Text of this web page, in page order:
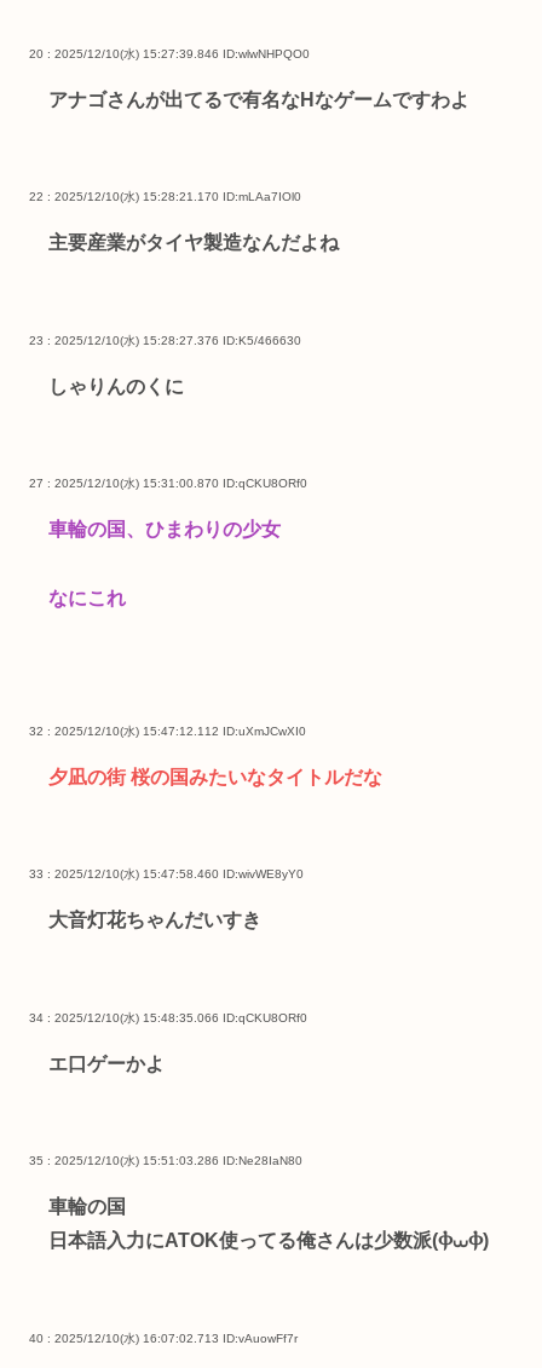
20 : 2025/12/10(水) 15:27:39.846 ID:wlwNHPQO0
アナゴさんが出てるで有名なHなゲームですわよ
22 : 2025/12/10(水) 15:28:21.170 ID:mLAa7IOl0
主要産業がタイヤ製造なんだよね
23 : 2025/12/10(水) 15:28:27.376 ID:K5/466630
しゃりんのくに
27 : 2025/12/10(水) 15:31:00.870 ID:qCKU8ORf0
車輪の国、ひまわりの少女
なにこれ
32 : 2025/12/10(水) 15:47:12.112 ID:uXmJCwXI0
夕凪の街 桜の国みたいなタイトルだな
33 : 2025/12/10(水) 15:47:58.460 ID:wivWE8yY0
大音灯花ちゃんだいすき
34 : 2025/12/10(水) 15:48:35.066 ID:qCKU8ORf0
エ口ゲーかよ
35 : 2025/12/10(水) 15:51:03.286 ID:Ne28IaN80
車輪の国
日本語入力にATOK使ってる俺さんは少数派(Ⲫ⩊Ⲫ)
40 : 2025/12/10(水) 16:07:02.713 ID:vAuowFf7r